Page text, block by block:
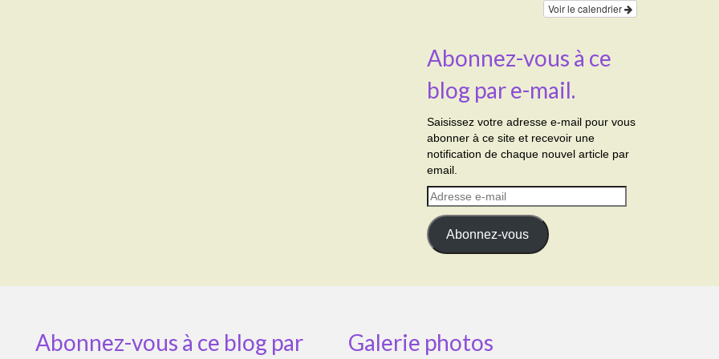
Voir le calendrier
Abonnez-vous à ce
blog par e-mail.
Saisissez votre adresse e-mail pour vous
abonner à ce site et recevoir une
notification de chaque nouvel article par
email.
Adresse
e-
mail
Abonnez-vous
Abonnez-vous à ce blog par Galerie photos